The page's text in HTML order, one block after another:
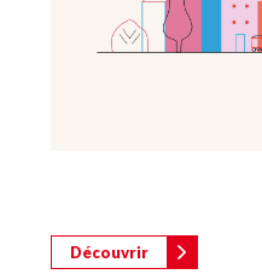
Découvrir